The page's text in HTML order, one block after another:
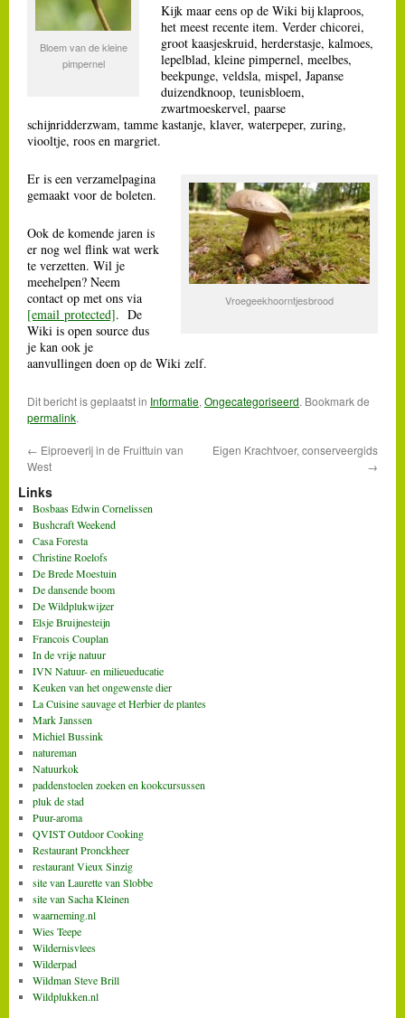
Bloem van de kleine
pimpernel
Kijk maar eens op de Wiki bij klaproos,
het meest recente item. Verder chicorei,
groot kaasjeskruid, herderstasje, kalmoes,
lepelblad, kleine pimpernel, meelbes,
beekpunge, veldsla, mispel, Japanse
duizendknoop, teunisbloem,
zwartmoeskervel, paarse
schijnridderzwam, tamme kastanje, klaver, waterpeper, zuring,
viooltje, roos en margriet.
Vroegeekhoorntjesbrood
Er is een verzamelpagina
gemaakt voor de boleten.
Ook de komende jaren is
er nog wel flink wat werk
te verzetten. Wil je
meehelpen? Neem
contact op met ons via
[email protected]. De
Wiki is open source dus
je kan ook je
aanvullingen doen op de Wiki zelf.
Dit bericht is geplaatst in Informatie, Ongecategoriseerd. Bookmark de
permalink.
← Eiproeverij in de Fruittuin van
West
Eigen Krachtvoer, conserveergids
→
Links
Bosbaas Edwin Cornelissen
Bushcraft Weekend
Casa Foresta
Christine Roelofs
De Brede Moestuin
De dansende boom
De Wildplukwijzer
Elsje Bruijnesteijn
Francois Couplan
In de vrije natuur
IVN Natuur- en milieueducatie
Keuken van het ongewenste dier
La Cuisine sauvage et Herbier de plantes
Mark Janssen
Michiel Bussink
natureman
Natuurkok
paddenstoelen zoeken en kookcursussen
pluk de stad
Puur-aroma
QVIST Outdoor Cooking
Restaurant Pronckheer
restaurant Vieux Sinzig
site van Laurette van Slobbe
site van Sacha Kleinen
waarneming.nl
Wies Teepe
Wildernisvlees
Wilderpad
Wildman Steve Brill
Wildplukken.nl